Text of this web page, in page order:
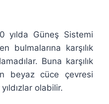
yılda Güneş Sistemi
bulmalarına karşılık
Buna karşılık
beyaz cüce çevresi
olabilir.